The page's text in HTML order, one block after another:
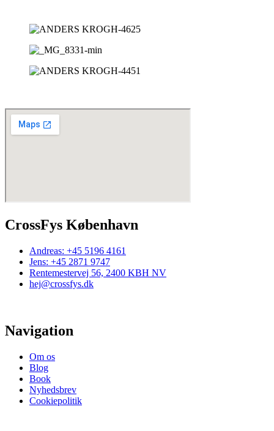
CrossFys København
Andreas: +45 5196 4161
Jens: +45 2871 9747
Rentemestervej 56, 2400 KBH NV
hej@crossfys.dk
Navigation
Om os
Blog
Book
Nyhedsbrev
Cookiepolitik